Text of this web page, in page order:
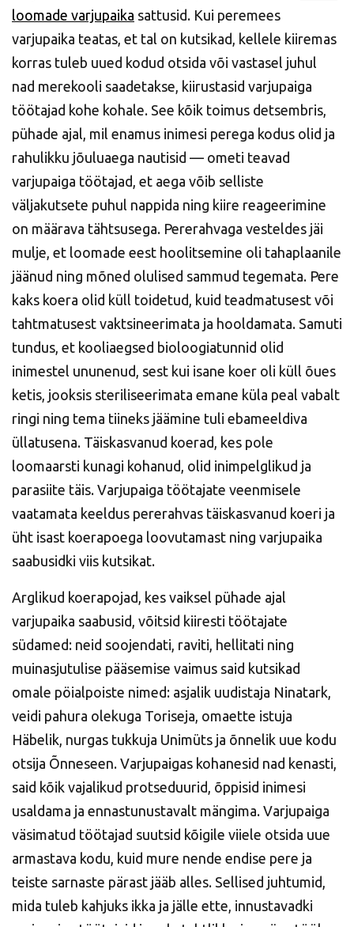
loomade varjupaika sattusid. Kui peremees
varjupaika teatas, et tal on kutsikad, kellele kiiremas
korras tuleb uued kodud otsida või vastasel juhul
nad merekooli saadetakse, kiirustasid varjupaiga
töötajad kohe kohale. See kõik toimus detsembris,
pühade ajal, mil enamus inimesi perega kodus olid ja
rahulikku jõuluaega nautisid — ometi teavad
varjupaiga töötajad, et aega võib selliste
väljakutsete puhul nappida ning kiire reageerimine
on määrava tähtsusega. Pererahvaga vesteldes jäi
mulje, et loomade eest hoolitsemine oli tahaplaanile
jäänud ning mõned olulised sammud tegemata. Pere
kaks koera olid küll toidetud, kuid teadmatusest või
tahtmatusest vaktsineerimata ja hooldamata. Samuti
tundus, et kooliaegsed bioloogiatunnid olid
inimestel ununenud, sest kui isane koer oli küll õues
ketis, jooksis steriliseerimata emane küla peal vabalt
ringi ning tema tiineks jäämine tuli ebameeldiva
üllatusena. Täiskasvanud koerad, kes pole
loomaarsti kunagi kohanud, olid inimpelglikud ja
parasiite täis. Varjupaiga töötajate veenmisele
vaatamata keeldus pererahvas täiskasvanud koeri ja
üht isast koerapoega loovutamast ning varjupaika
saabusidki viis kutsikat.
Arglikud koerapojad, kes vaiksel pühade ajal
varjupaika saabusid, võitsid kiiresti töötajate
südamed: neid soojendati, raviti, hellitati ning
muinasjutulise pääsemise vaimus said kutsikad
omale pöialpoiste nimed: asjalik uudistaja Ninatark,
veidi pahura olekuga Toriseja, omaette istuja
Häbelik, nurgas tukkuja Unimüts ja õnnelik uue kodu
otsija Õnneseen. Varjupaigas kohanesid nad kenasti,
said kõik vajalikud protseduurid, õppisid inimesi
usaldama ja ennastunustavalt mängima. Varjupaiga
väsimatud töötajad suutsid kõigile viiele otsida uue
armastava kodu, kuid mure nende endise pere ja
teiste sarnaste pärast jääb alles. Sellised juhtumid,
mida tuleb kahjuks ikka ja jälle ette, innustavadki